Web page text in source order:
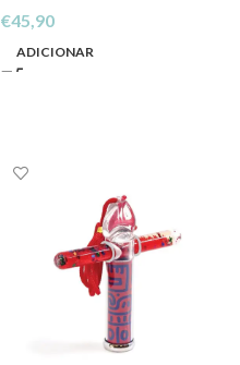
€45,90
ADICIONAR